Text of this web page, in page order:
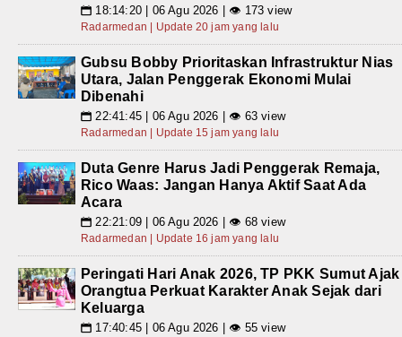
📅 18:14:20 | 06 Agu 2026 | 👁 173 view
Radarmedan | Update 20 jam yang lalu
Gubsu Bobby Prioritaskan Infrastruktur Nias
Utara, Jalan Penggerak Ekonomi Mulai
Dibenahi
📅 22:41:45 | 06 Agu 2026 | 👁 63 view
Radarmedan | Update 15 jam yang lalu
Duta Genre Harus Jadi Penggerak Remaja,
Rico Waas: Jangan Hanya Aktif Saat Ada
Acara
📅 22:21:09 | 06 Agu 2026 | 👁 68 view
Radarmedan | Update 16 jam yang lalu
Peringati Hari Anak 2026, TP PKK Sumut Ajak
Orangtua Perkuat Karakter Anak Sejak dari
Keluarga
📅 17:40:45 | 06 Agu 2026 | 👁 55 view